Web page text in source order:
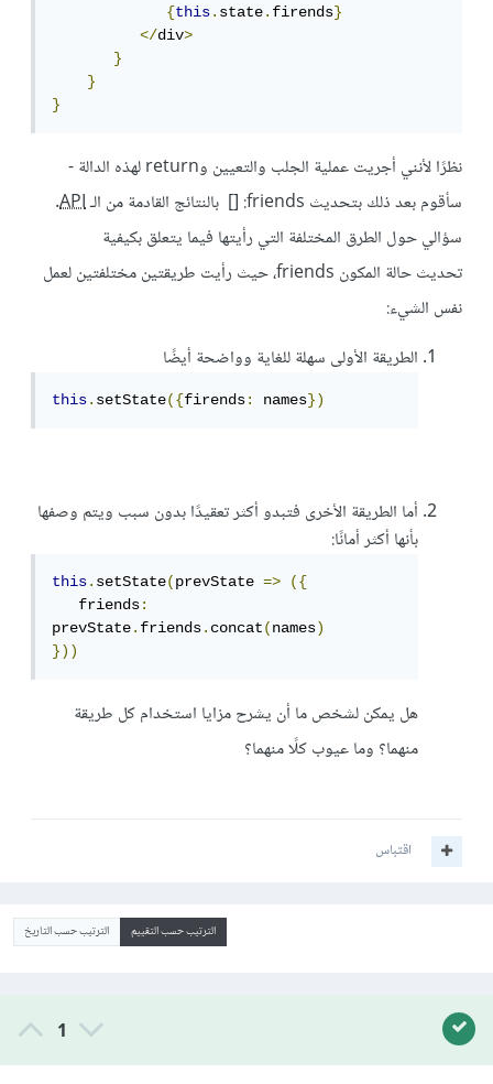
{this.state.firends}
</div>
}
}
}
نظرًا لأنني أجريت عملية الجلب والتعيين وreturn لهذه الدالة -
سأقوم بعد ذلك بتحديث friends: [] بالنتائج القادمة من الـ
API
.
سؤالي حول الطرق المختلفة التي رأيتها فيما يتعلق بكيفية
تحديث حالة المكون friends، حيث رأيت طريقتين مختلفتين لعمل
نفس الشيء:
الطريقة الأولى سهلة للغاية وواضحة أيضًا
this.setState({firends: names})
أما الطريقة الأخرى فتبدو أكثر تعقيدًا بدون سبب ويتم وصفها
بأنها أكثر أمانًا:
this.setState(prevState =>
({
   friends
:
prevState.friends.concat(names)
}))
هل يمكن لشخص ما أن يشرح مزايا استخدام كل طريقة
منهما؟ وما عيوب كلًا منهما؟
اقتباس
الترتيب حسب التقييم الترتيب حسب التاريخ
1